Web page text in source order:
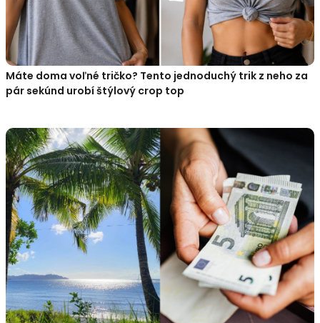
Máte doma voľné tričko? Tento jednoduchý trik z neho za
pár sekúnd urobí štýlový crop top